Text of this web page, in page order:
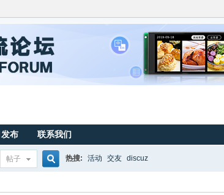
布 联系我们
帖子 热搜: 活动 交友 discuz